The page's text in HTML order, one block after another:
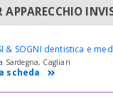
APPARECCHIO
& SOGNI dentistica e
Sardegna, Cagliari
scheda